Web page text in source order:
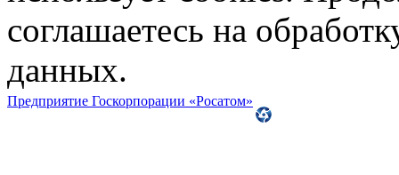
соглашаетесь на
данных.
Предприятие Госкорпорации «Росатом»